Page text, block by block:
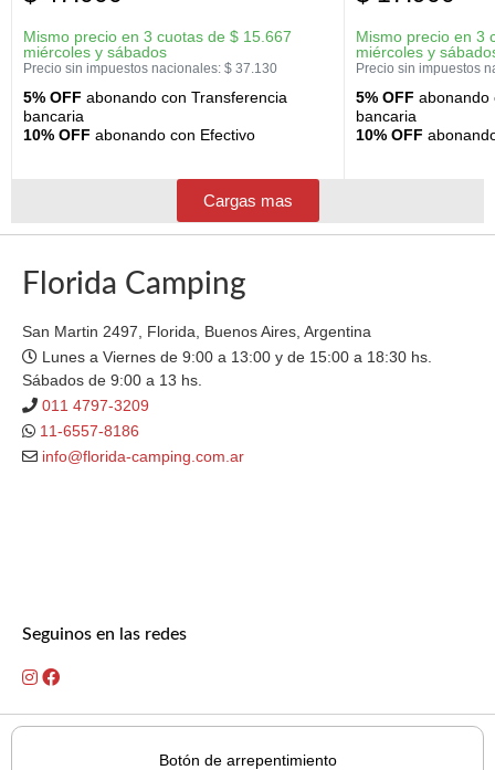
Mismo precio en 3 cuotas de $ 15.667
miércoles y sábados
Precio sin impuestos nacionales: $ 37.130
5% OFF abonando con Transferencia
bancaria
10% OFF abonando con Efectivo
Mismo precio en 3
miércoles y
Precio sin impuestos
5% OFF abonando
bancaria
10% OFF
Cargas mas
Florida Camping
San Martin 2497, Florida, Buenos Aires, Argentina
Lunes a Viernes de 9:00 a 13:00 y de 15:00 a 18:30 hs.
Sábados de 9:00 a 13 hs.
011 4797-3209
11-6557-8186
info@florida-camping.com.ar
Seguinos en las redes
Botón de arrepentimiento